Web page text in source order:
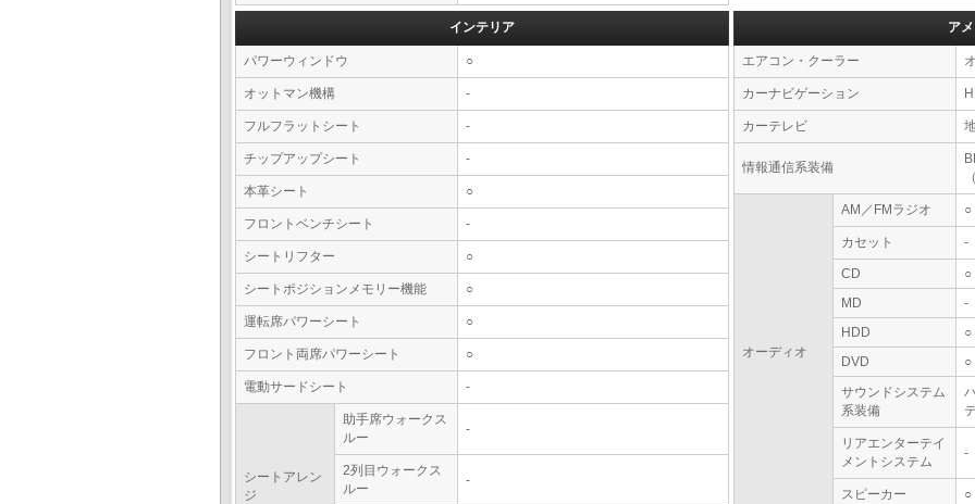
インテリア
パワーウィンドウ ○
オットマン機構 -
フルフラットシート -
チップアップシート -
本革シート ○
フロントベンチシート -
シートリフター ○
シートポジションメモリー機能 ○
運転席パワーシート ○
フロント両席パワーシート ○
電動サードシート -
シートアレン
ジ
助手席ウォークス
ルー
-
2列目ウォークス
ルー
-
ア
エアコン・クーラー
カーナビゲーション
カーテレビ
情報通信系装備
オーディオ
AM／FMラジオ ○
カセット -
CD
○
MD
-
HDD
○
DVD
○
サウンドシステム
系装備
リアエンターテイ
メントシステム
-
スピーカー ○